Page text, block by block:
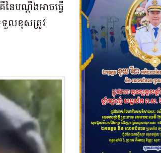
ៃបណ្ដឹងអាចធ្វើ
ទទួលខុសត្រូវ